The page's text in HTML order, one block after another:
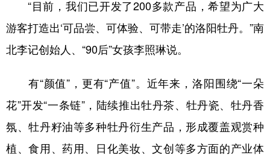
“目前，我们已开发了200多款产品，希望为广大
游客打造出‘可品尝、可体验、可带走’的洛阳牡丹。”南
北李记创始人、“90后”女孩李照琳说。
有“颜值”，更有“产值”。近年来，洛阳围绕“一朵
花”开发“一条链”，陆续推出牡丹茶、牡丹瓷、牡丹香
氛、牡丹籽油等多种牡丹衍生产品，形成覆盖观赏种
植、食用、药用、日化美妆、文创等多方面的产业体